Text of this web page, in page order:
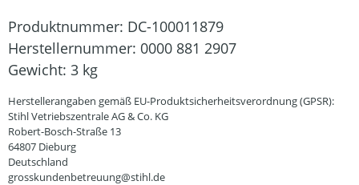
Produktnummer: DC-100011879
Herstellernummer: 0000 881 2907
Gewicht: 3 kg
Herstellerangaben gemäß EU-Produktsicherheitsverordnung (GPSR):
Stihl Vetriebszentrale AG & Co. KG
Robert-Bosch-Straße 13
64807 Dieburg
Deutschland
grosskundenbetreuung@stihl.de